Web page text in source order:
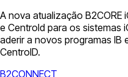
A nova atualização B2CORE
e CentroId para os sistemas
aderir a novos programas IB
CentroID.
B2CONNECT